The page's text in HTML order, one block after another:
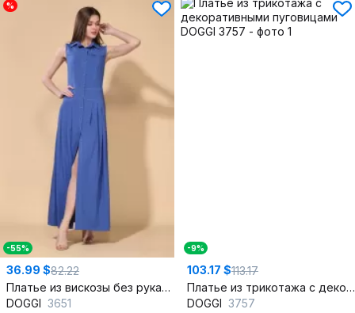
%
-55%
36.99 $82.22
Платье из вискозы без рукавов с кокеткой и складками
DOGGI 3651
-9%
103.17 $113.17
Платье из трикотажа с декоративными пуговицами
DOGGI 3757